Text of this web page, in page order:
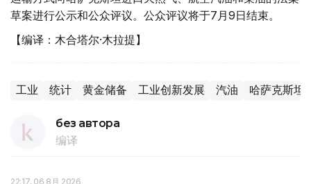
草案进行公示和公众评议。公众评议将于7月9日结束。
【编译：木合塔尔·木拉提】
工业 统计 黄金储备 工业创新发展 汽油 哈萨克斯坦
без автора
编译
22:17, 06 8月 2026